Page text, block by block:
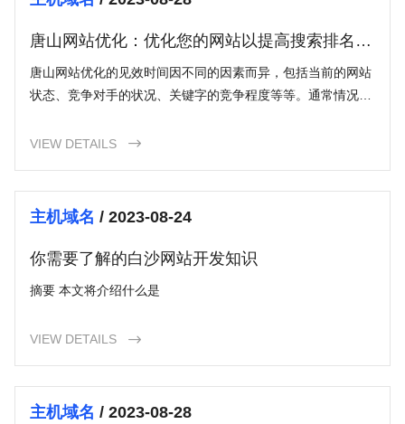
唐山网站优化：优化您的网站以提高搜索排名和
流量
唐山网站优化的见效时间因不同的因素而异，包括当前的网站
状态、竞争对手的状况、关键字的竞争程度等等。通常情况
可能需要更长的时间。
VIEW DETAILS 
主机域名/ 2023-08-24
你需要了解的白沙网站开发知识
摘要 本文将介绍什么是
VIEW DETAILS 
主机域名/ 2023-08-28